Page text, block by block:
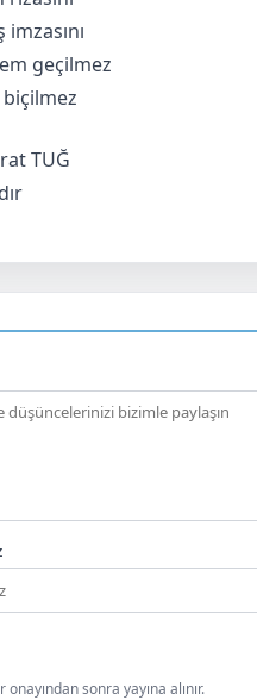
geçilmez
TUĞ
onayından sonra yayına alınır.